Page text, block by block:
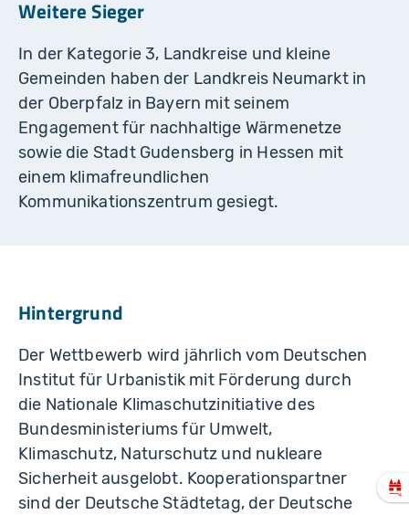
Weitere Sieger
In der Kategorie 3, Landkreise und kleine
Gemeinden haben der Landkreis Neumarkt in
der Oberpfalz in Bayern mit seinem
Engagement für nachhaltige Wärmenetze
sowie die Stadt Gudensberg in Hessen mit
einem klimafreundlichen
Kommunikationszentrum gesiegt.
Hintergrund
Der Wettbewerb wird jährlich vom Deutschen
Institut für Urbanistik mit Förderung durch
die Nationale Klimaschutzinitiative des
Bundesministeriums für Umwelt,
Klimaschutz, Naturschutz und nukleare
Sicherheit ausgelobt. Kooperationspartner
sind der Deutsche Städtetag, der Deutsche